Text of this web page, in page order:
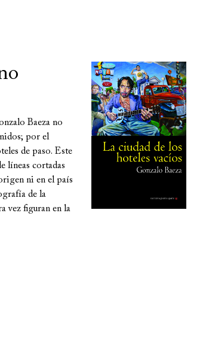
Baeza no
por el
de paso. Este
líneas cortadas
ni en el país
de la
vez figuran en la